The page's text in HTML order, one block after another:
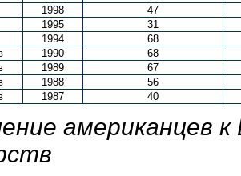
1998
47
1995
31
1994
68
1990
68
1989
67
1988
56
1987 40
американцев к